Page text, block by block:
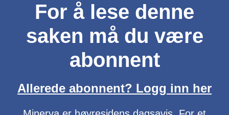
For å lese denne
saken må du være
abonnent
Allerede abonnent? Logg inn her